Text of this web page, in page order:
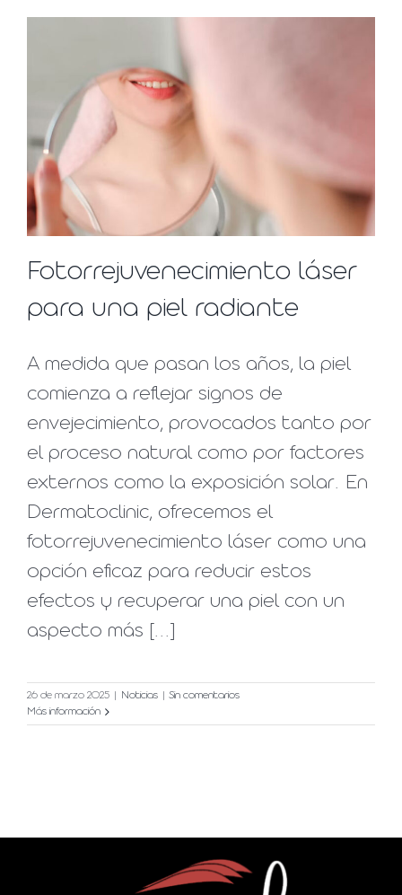
Fotorrejuvenecimiento láser
para una piel radiante
A medida que pasan los años, la piel
comienza a reflejar signos de
envejecimiento, provocados tanto por
el proceso natural como por factores
externos como la exposición solar. En
Dermatoclinic, ofrecemos el
fotorrejuvenecimiento láser como una
opción eficaz para reducir estos
efectos y recuperar una piel con un
aspecto más [...]
26 de marzo 2025 Noticias
Sin comentarios
Más información